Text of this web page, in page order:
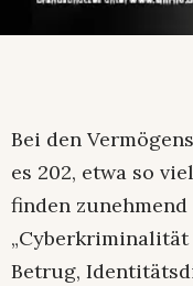
Bei den
es 202, etwa so
finden
Betrug,